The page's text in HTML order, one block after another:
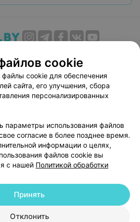
Публичный договор
соглашение
Способы оплаты
Партнеры
руководителю 103.by
настройки cookie
персональных данных
УНП 191700409| 220012, Республика Беларусь,
cookie
файлы cookie для обеспечения
сайта, его улучшения, сбора
персонализированных
параметры использования файлов
согласие в более позднее время.
информации о целях,
файлов cookie вы
с нашей Политикой обработки
Отклонить
Принять